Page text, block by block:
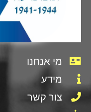
מי אנחנו
מידע
צור קשר